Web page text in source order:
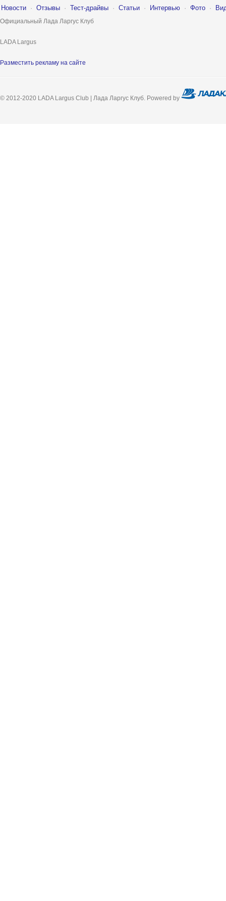
Новости · Отзывы · Тест-драйвы · Статьи · Интервью · Фото ·
Официальный Лада Ларгус Клуб
LADA Largus
Разместить рекламу на сайте
© 2012-2020 LADA Largus Club | Лада Ларгус Клуб. Powered by